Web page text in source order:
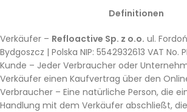
Definitionen
Verkäufer – Refloactive Sp. z o.o. ul.
Bydgoszcz | Polska NIP: 5542932613 VAT No.
Kunde – Jeder Verbraucher oder
Verkäufer einen Kaufvertrag über den
Verbraucher – Eine natürliche Person, die
Handlung mit dem Verkäufer abschließt,